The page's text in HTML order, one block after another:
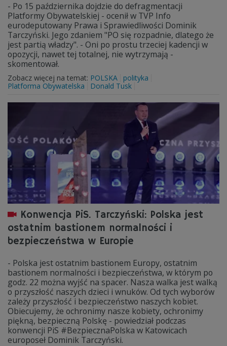
- Po 15 października dojdzie do defragmentacji
Platformy Obywatelskiej - ocenił w TVP Info
eurodeputowany Prawa i Sprawiedliwości Dominik
Tarczyński. Jego zdaniem "PO się rozpadnie, dlatego że
jest partią władzy". - Oni po prostu trzeciej kadencji w
opozycji, nawet tej totalnej, nie wytrzymają -
skomentował.
Zobacz więcej na temat: POLSKA
polityka
Platforma Obywatelska
Donald Tusk
Konwencja PiS. Tarczyński: Polska jest
ostatnim bastionem normalności i
bezpieczeństwa w Europie
- Polska jest ostatnim bastionem Europy, ostatnim
bastionem normalności i bezpieczeństwa, w którym po
godz. 22 można wyjść na spacer. Nasza walka jest walką
o przyszłość naszych dzieci i wnuków. Od tych wyborów
zależy przyszłość i bezpieczeństwo naszych kobiet.
Obiecujemy, że ochronimy nasze kobiety, ochronimy
piękną, bezpieczną Polskę - powiedział podczas
konwencji PiS #BezpiecznaPolska w Katowicach
europoseł Dominik Tarczyński.